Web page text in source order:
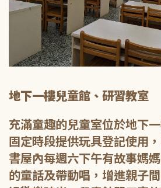
地下一樓兒童館、研習教室
充滿童趣的兒童室位於地下
固定時段提供玩具登記使用
書屋內每週六下午有故事媽
的童話及帶動唱，增進親子